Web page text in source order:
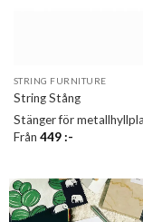
STRING FURNITURE
String Stång
Stänger för
Från 449:-